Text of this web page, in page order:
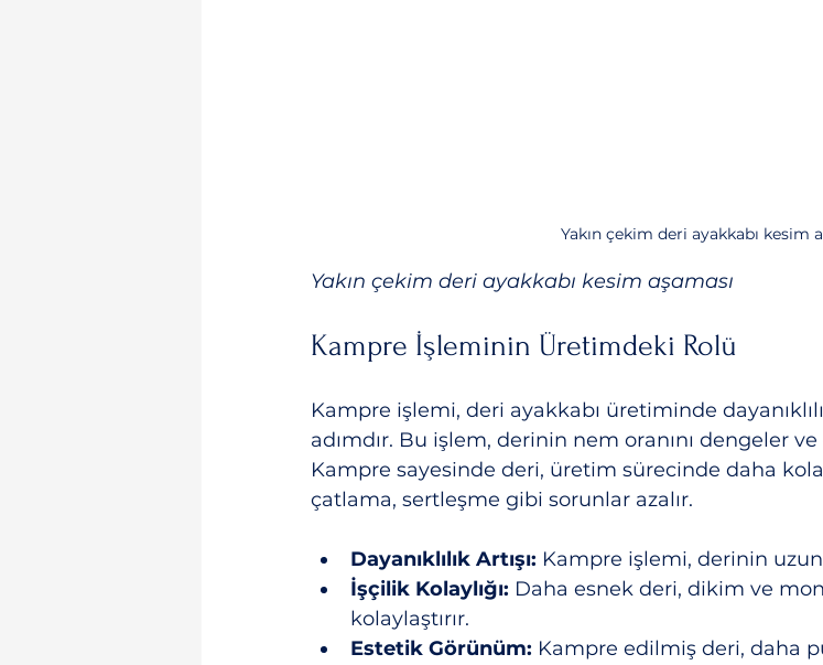
Yakın çekim deri ayakkabı kesim
Yakın çekim deri ayakkabı kesim aşaması
Kampre İşleminin Üretimdeki Rolü
Kampre işlemi, deri ayakkabı üretiminde
adımdır. Bu işlem, derinin nem oranını dengeler
Kampre sayesinde deri, üretim sürecinde daha
çatlama, sertleşme gibi sorunlar azalır.
Dayanıklılık Artışı: Kampre işlemi, derinin
İşçilik Kolaylığı: Daha esnek deri, dikim ve
kolaylaştırır.
Estetik Görünüm: Kampre edilmiş deri, daha